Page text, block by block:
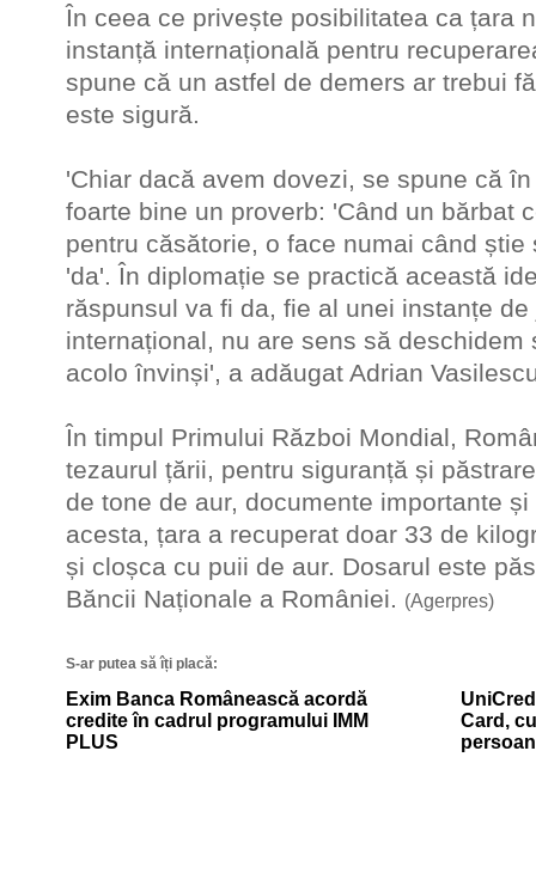
În ceea ce privește posibilitatea ca țara
instanță internațională pentru
spune că un astfel de demers ar trebui
este sigură.
'Chiar dacă avem dovezi, se spune că
foarte bine un proverb: 'Când un bărbat
pentru căsătorie, o face numai când
'da'. În diplomație se practică această
răspunsul va fi da, fie al unei instanțe
internațional, nu are sens să deschidem
acolo învinși', a adăugat Adrian
În timpul Primului Război Mondial,
tezaurul țării, pentru siguranță și
de tone de aur, documente importante
acesta, țara a recuperat doar 33 de
și cloșca cu puii de aur. Dosarul este
Băncii Naționale a României. (Agerpres)
S-ar putea să îți placă:
Exim Banca Românească acordă
credite în cadrul programului IMM
PLUS
Card,